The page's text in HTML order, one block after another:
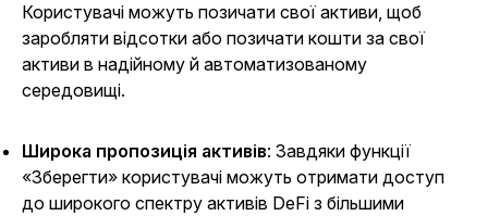
Користувачі можуть позичати свої активи, щоб
заробляти відсотки або позичати кошти за свої
активи в надійному й автоматизованому
середовищі.
Широка пропозиція активів: Завдяки функції
«Зберегти» користувачі можуть отримати доступ
до широкого спектру активів DeFi з більшими